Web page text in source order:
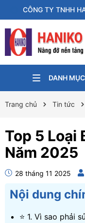
CÔNG TY TNHH
DANH
Trang chủ Tin tức
Top 5 Loại
Năm 2025
28 tháng 11 2025
Nội dung
⭐ 1. Vì sao phải